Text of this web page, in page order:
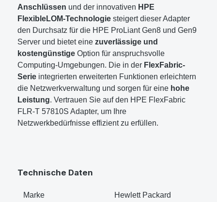
Anschlüssen und der innovativen HPE
FlexibleLOM-Technologie steigert dieser Adapter
den Durchsatz für die HPE ProLiant Gen8 und Gen9
Server und bietet eine zuverlässige und
kostengünstige Option für anspruchsvolle
Computing-Umgebungen. Die in der FlexFabric-
Serie integrierten erweiterten Funktionen erleichtern
die Netzwerkverwaltung und sorgen für eine hohe
Leistung. Vertrauen Sie auf den HPE FlexFabric
FLR-T 57810S Adapter, um Ihre
Netzwerkbedürfnisse effizient zu erfüllen.
Technische Daten
Marke ‎Hewlett Packard